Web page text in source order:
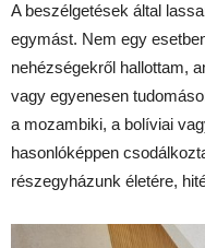
A beszélgetések által
egymást. Nem egy
nehézségekről hallottam,
vagy egyenesen
a mozambiki, a bolíviai
hasonlóképpen
részegyházunk életére,